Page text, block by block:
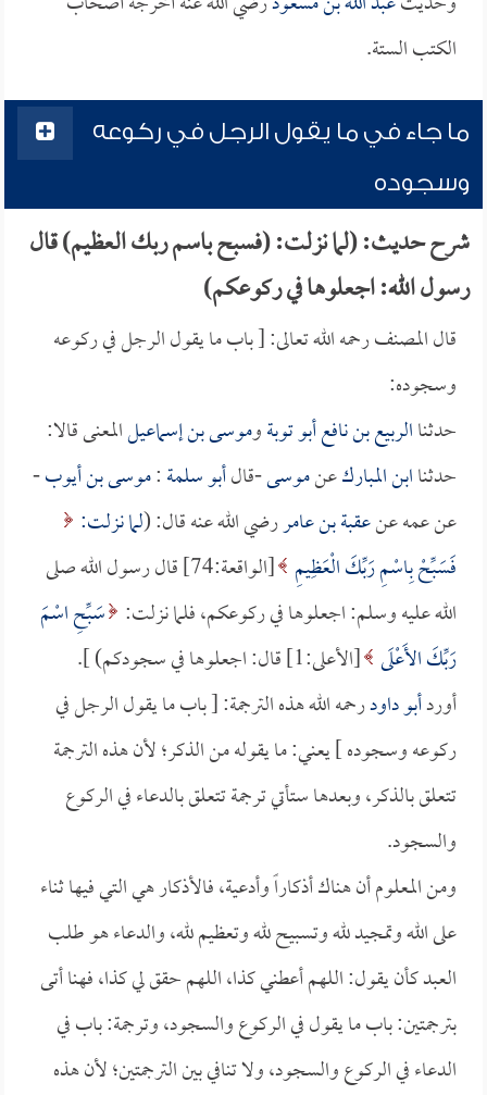
الكتب الستة.
ما جاء في ما يقول الرجل في ركوعه
وسجوده
شرح حديث: (لما نزلت: (فسبح باسم ربك العظيم) قال
رسول الله: اجعلوها في ركوعكم)
قال المصنف رحمه الله تعالى: [ باب ما يقول الرجل في ركوعه
وسجوده:
حدثناالربيع بن نافع أبو توبةوموسى بن إسماعيلالمعنى قالا:
حدثناابن المباركعنموسى-قالأبو سلمة:موسى بن أيوب-
عن عمه عنعقبة بن عامررضي الله عنه قال: (لما نزلت:
فَسَبِّحْ بِاسْمِ رَبِّكَ الْعَظِيمِ
[الواقعة:74] قال رسول الله صلى
الله عليه وسلم: اجعلوها في ركوعكم، فلما نزلت: سَبِّحِ اسْمَ
رَبِّكَ الأَعْلَى [الأعلى:1] قال: اجعلوها في سجودكم) ].
أوردأبو داودرحمه الله هذه الترجمة: [ باب ما يقول الرجل في
ركوعه وسجوده ] يعني: ما يقوله من الذكر؛ لأن هذه الترجمة
تتعلق بالذكر، وبعدها ستأتي ترجمة تتعلق بالدعاء في الركوع
والسجود.
ومن المعلوم أن هناك أذكاراً وأدعية، فالأذكار هي التي فيها ثناء
على الله وتمجيد لله وتسبيح لله وتعظيم لله، والدعاء هو طلب
العبد كأن يقول: اللهم أعطني كذا، اللهم حقق لي كذا، فهنا أتى
بترجمتين: باب ما يقول في الركوع والسجود، وترجمة: باب في
الدعاء في الركوع والسجود، ولا تنافي بين الترجمتين؛ لأن هذه